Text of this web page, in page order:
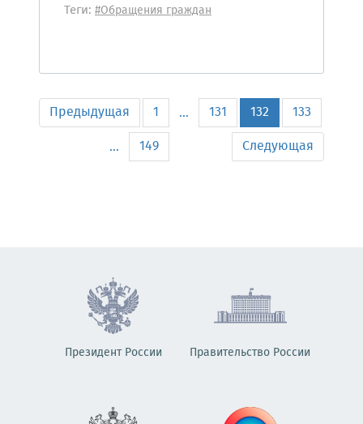
Теги: #Обращения граждан
Предыдущая 1 ... 131 132
133
...
149 Следующая
Президент России Правительство России